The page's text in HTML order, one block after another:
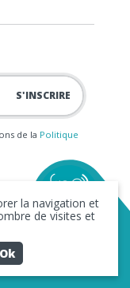
de la Politique
to Web
la navigation et
de visites et
Ok